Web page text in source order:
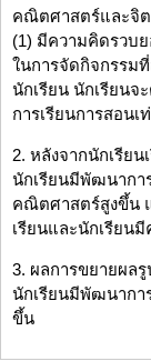
คณิตศาสตร์และจิต
(1) มีความคิดรวบย
ในการจัดกิจกรรม
นักเรียน นักเรียนจ
การเรียนการสอนเ
2. หลังจากนักเรีย
นักเรียนมีพัฒนากา
คณิตศาสตร์สูงขึ้น
เรียนและนักเรียน
3. ผลการขยายผล
นักเรียนมีพัฒนากา
ขึ้น